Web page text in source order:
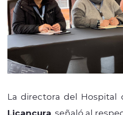
La directora del Hospital
, señaló al